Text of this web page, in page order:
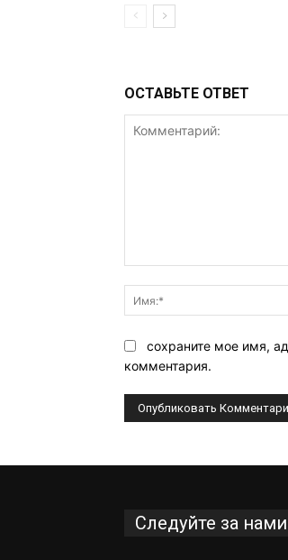
ОСТАВЬТЕ ОТВЕТ
сохраните мое имя,
комментария.
Следуйте за нами